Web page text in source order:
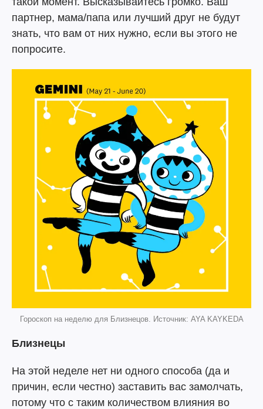
партнер, мама/папа или лучший друг не будут
знать, что вам от них нужно, если вы этого не
попросите.
Гороскоп на неделю для Близнецов. Источник: AYA KAYKEDA
Близнецы
На этой неделе нет ни одного способа (да и
причин, если честно) заставить вас замолчать,
потому что с таким количеством влияния во